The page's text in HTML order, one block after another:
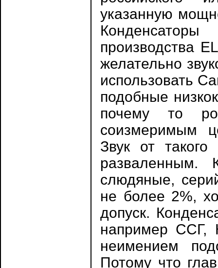
указанную
производства
желательно
использовать
подобные
почему то
соизмеримым
Звук от
разваленным.
слюдяные,
не более 2%,
допуск.
например ССГ,
неимением
Потому что